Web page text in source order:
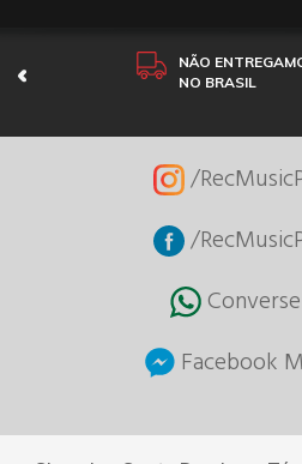
NÃO
NO BRASIL
/
/
Facebook